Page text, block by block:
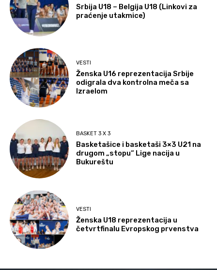
Srbija U18 – Belgija U18 (Linkovi za
praćenje utakmice)
VESTI
Ženska U16 reprezentacija Srbije
odigrala dva kontrolna meča sa
Izraelom
BASKET 3 X 3
Basketašice i basketaši 3×3 U21 na
drugom „stopu“ Lige nacija u
Bukureštu
VESTI
Ženska U18 reprezentacija u
četvrtfinalu Evropskog prvenstva